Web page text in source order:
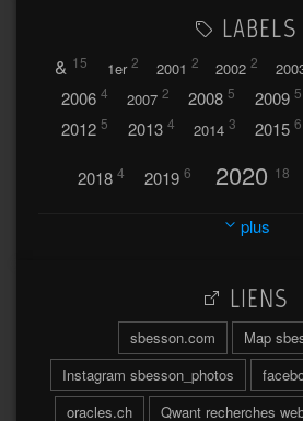
LABELS
& 15 1er 2 2001 2 2002 2
2006 4 2007 2 2008 5 2009 5
2012 5 2013 4 2014 3 2015 6
2018 4 2019 6 2020 18
2023 32
2026
A travers l'hublot 17
Açores 2004 64
plus
LIENS
sbesson.com
Map
Instagram sbesson_photos
oracles.ch
Qwant recherches